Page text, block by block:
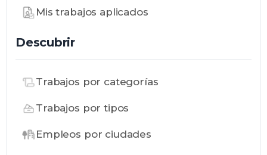
Mis trabajos aplicados
Descubrir
Trabajos por categorías
Trabajos por tipos
Empleos por ciudades